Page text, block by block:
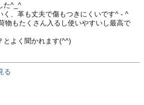
た^_^
く、革も丈夫で傷もつきにくいです^ - ^
物もたくさん入るし使いやすいし最高で
る